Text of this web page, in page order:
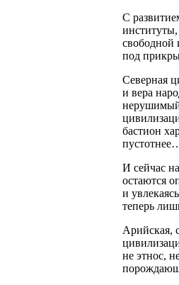
С
институты,
свободной
под
Северная
и вера
бастион
И сейчас
остаются
и
теперь
Арийская,
не этнос,